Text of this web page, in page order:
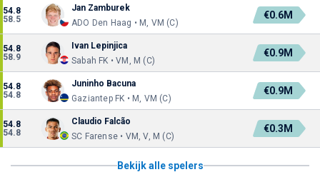
54.8
58.5
Jan Zamburek
ADO Den Haag • M, VM (C)
€0.6M
54.8
58.9
Ivan Lepinjica
Sabah FK • VM, M (C)
€0.9M
54.8
54.8
Juninho Bacuna
Gaziantep FK • M, VM (C)
€0.9M
54.8
54.8
Claudio Falcão
SC Farense • VM, V, M (C)
€0.3M
Bekijk alle spelers